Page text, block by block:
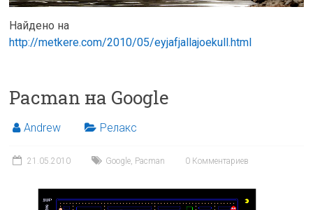
Найдено на
http://metkere.com/2010/05/eyjafjallajoekull.html
Pacman на Google
Andrew Релакс
21.05.2010 Google Pacman 0 Комментариев